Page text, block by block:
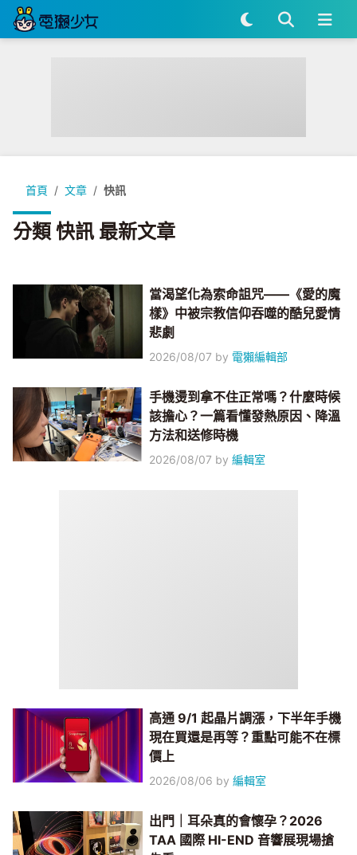
首頁 文章 快訊
分類 快訊 最新文章
當渴望化為索命詛咒——《愛的魔
樣》中被宗教信仰吞噬的酷兒愛情
悲劇
2026/08/07 by 電獺編輯部
手機燙到拿不住正常嗎？什麼時候
該擔心？一篇看懂發熱原因、降溫
方法和送修時機
2026/08/07 by編輯室
高通 9/1 起晶片調漲，下半年手機
現在買還是再等？重點可能不在標
價上
2026/08/06 by編輯室
出門｜耳朵真的會懷孕？2026
TAA 國際 HI-END 音響展現場搶